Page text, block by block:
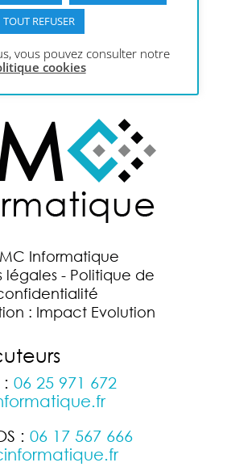
Exupéry
Informatique
légales - Politique de
: Impact Evolution
06 25 971 672
: 06 17 567 666
TOUT REFUSER
vous pouvez consulter notre
cookies